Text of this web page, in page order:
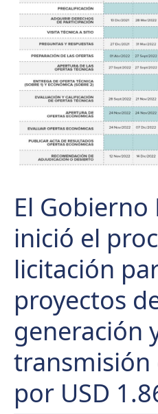
El Gobierno
inició el
licitación
proyectos
generación
transmisión
por USD